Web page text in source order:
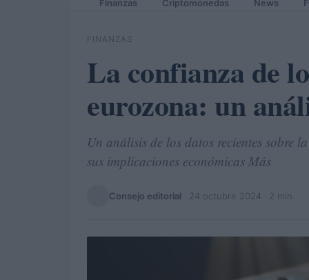
Finanzas Criptomonedas News
FINANZAS
La confianza de
eurozona: un
Un análisis de los datos recientes sobre
sus implicaciones económicas Más
Consejo editorial 24 octubre 2024 · 2 min